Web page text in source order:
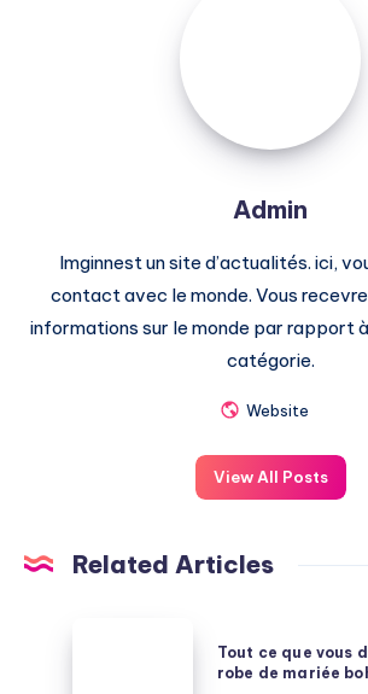
Admin
Imginnest un site d’actualités. ici,
contact avec le monde. Vous
informations sur le monde par rapport
catégorie.
Website
View All Posts
Related Articles
Tout ce que vous
robe de mariée